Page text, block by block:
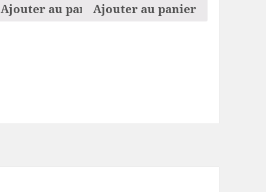
Ajouter au panierAjouter au panier